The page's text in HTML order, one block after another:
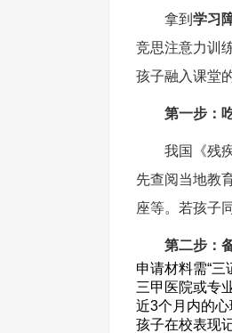
拿到 学习
竞思注意力训
孩子融入课堂
第一步：
我国《残
先查阅当地教
座等。若孩子
第二步：
申请材料需“三
三甲医院或专
近3个月内的
孩子在校表现